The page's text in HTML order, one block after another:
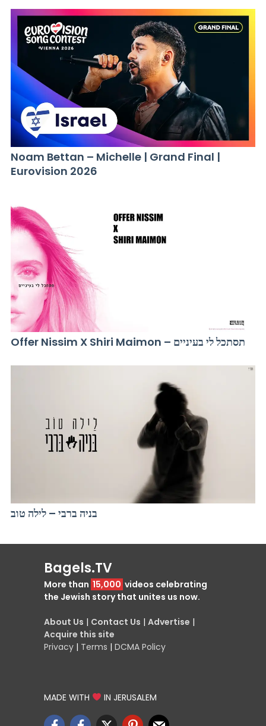
Noam Bettan – Michelle | Grand Final |
Eurovision 2026
Offer Nissim X Shiri Maimon – תסתכל לי בעיניים
בניה ברבי – לילה טוב
Bagels.TV
More than 15,000 videos celebrating
the Jewish story that unites us now.
About Us | Contact Us | Advertise |
Acquire this site
Privacy | Terms | DCMA Policy
MADE WITH IN JERUSALEM